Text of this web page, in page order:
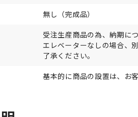
無し（完成品）
受注生産商品の為、納期につ
エレベーターなしの場合、
了承ください。
基本的に商品の設置は、お